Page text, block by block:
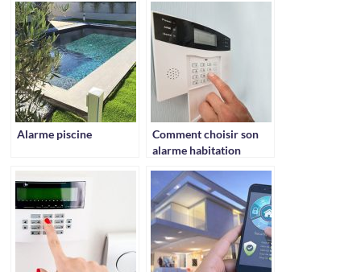
Alarme piscine
Comment choisir son
alarme habitation